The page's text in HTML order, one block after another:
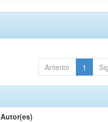
Anterior 1
Autor(es)